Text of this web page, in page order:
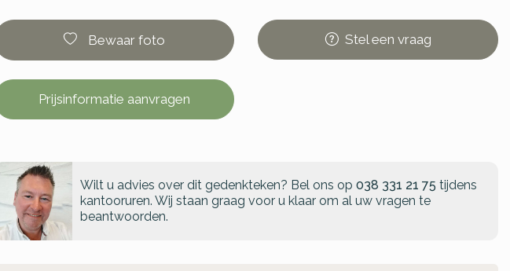
Bewaar foto Steleen vraag
Prijsinformatie aanvragen
Wilt u advies over dit gedenkteken? Bel ons op 038 331 21 75 tijdens
kantooruren. Wij staan graag voor u klaar om al uw vragen te
beantwoorden.